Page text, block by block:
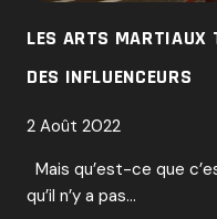
LES ARTS MARTIAUX
DES INFLUENCEURS
2 Août 2022
Mais qu’est-ce que
qu’il n’y a pas…